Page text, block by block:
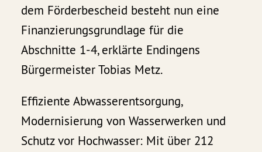
dem Förderbescheid besteht nun eine
Finanzierungsgrundlage für die
Abschnitte 1-4, erklärte Endingens
Bürgermeister Tobias Metz.
Effiziente Abwasserentsorgung,
Modernisierung von Wasserwerken und
Schutz vor Hochwasser: Mit über 212